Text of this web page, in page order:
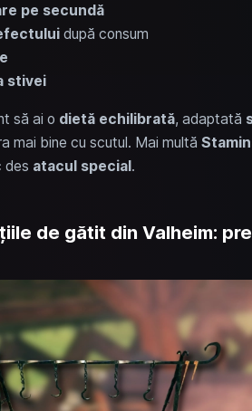
pe secundă
după consum
stivei
să ai o dietă echilibrată, adaptată
mai bine cu scutul. Mai multă
des atacul special.
de gătit din Valheim: